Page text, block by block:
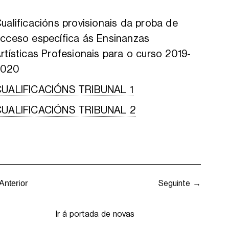
provisionais da proba de
específica ás Ensinanzas
Profesionais para o curso 2019-
TRIBUNAL 1
TRIBUNAL 2
Seguinte →
Ir á portada de novas